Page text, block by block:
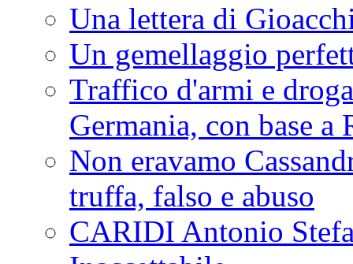
Una lettera di
Un gemellaggio
Traffico d'armi e
Germania, con base a
Non eravamo
truffa, falso e abuso
CARIDI Antonio